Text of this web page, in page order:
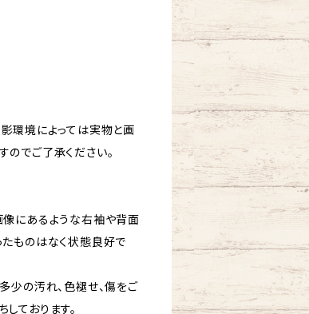
環境によっては実物と画
でご了承ください。
にあるような右袖や背面
ものはなく状態良好で
少の汚れ、色褪せ、傷をご
ております。